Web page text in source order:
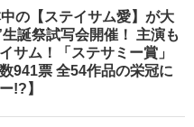
中の【ステイサム愛】が大
誕祭試写会開催！ 主演も
サム！「ステサミー賞」
941票 全54作品の栄冠に
!?】